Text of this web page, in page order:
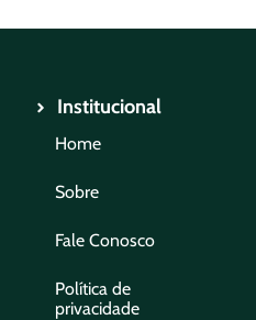
Institucional
Home
Sobre
Fale Conosco
Política de
privacidade